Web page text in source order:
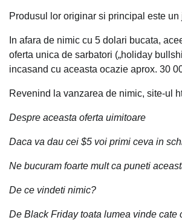
Produsul lor originar si principal este
In afara de nimic cu 5 dolari bucata,
oferta unica de sarbatori („holiday
incasand cu aceasta ocazie aprox. 30
Revenind la vanzarea de nimic, site-ul
Despre aceasta oferta uimitoare
Daca va dau cei $5 voi primi ceva in
Ne bucuram foarte mult ca puneti
De ce vindeti nimic?
De Black Friday toata lumea vinde